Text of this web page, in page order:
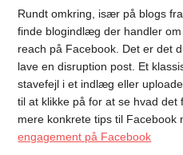
Rundt omkring, især på blogs
finde blogindlæg der handler
reach på Facebook. Det er det
lave en disruption post. Et
stavefejl i et indlæg eller
til at klikke på for at se hvad det
mere konkrete tips til Facebook
engagement på Facebook